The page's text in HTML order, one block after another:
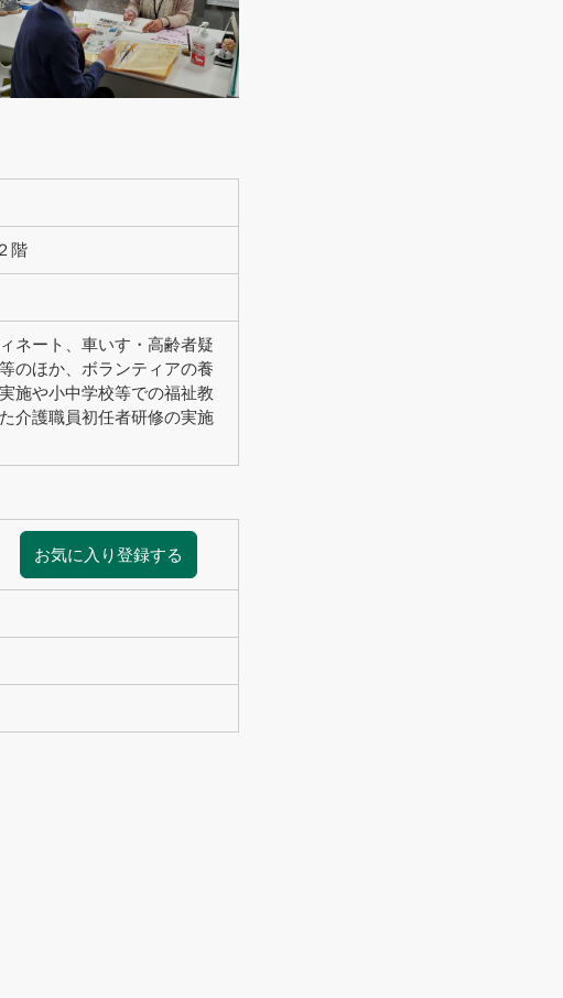
階
ネート、車いす・高齢者疑
のほか、ボランティアの養
施や小中学校等での福祉教
介護職員初任者研修の実施
お気に入り登録する